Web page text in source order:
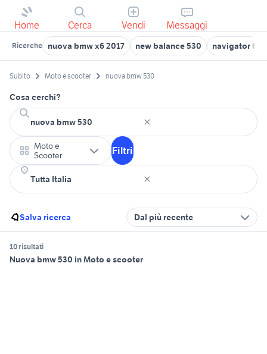
Home Cerca Vendi Messaggi
Ricerche nuova bmw x6 2017 new balance 530 navigator 6
Subito Moto e scooter nuova bmw 530
Cosa cerchi?
Moto e
Scooter
Filtri
Salva ricerca Dal più recente
10 risultati
Nuova bmw 530 in Moto e scooter